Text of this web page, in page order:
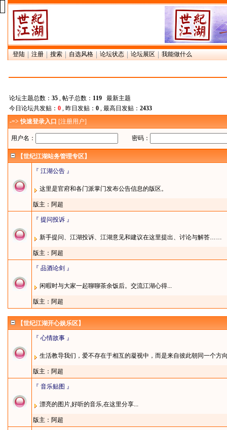
登陆 注册 搜索 自选风格 论坛状态 论坛展区 我能做什么
论坛主题总数： 35 , 帖子总数： 119
最新主题
今日论坛共发贴： 0 , 昨日发贴： 0 , 最高日发贴： 2433
-=> 快速登录入口[注册用户]
用户名： 密码：
【世纪江湖站务管理专区】
『 江湖公告 』
这里是官府和各门派掌门发布公告信息的版区。
版主： 阿超
『 提问投诉 』
新手提问、江湖投诉、江湖意见和建议在这里提出、讨论与解答……
版主： 阿超
『 品酒论剑 』
闲暇时与大家一起聊聊茶余饭后。交流江湖心得...
版主： 阿超
【世纪江湖开心娱乐区】
『 心情故事 』
生活教导我们，爱不存在于相互的凝视中，而是来自彼此朝同一个
版主： 阿超
『 音乐贴图 』
漂亮的图片,好听的音乐,在这里分享...
版主： 阿超